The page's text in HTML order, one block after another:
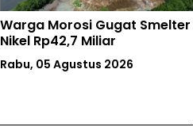
Ketika Orangutan Kehilangan
Hutan